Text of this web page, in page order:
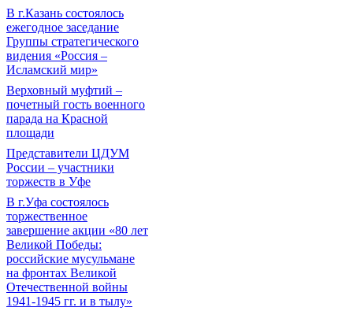
В г.Казань состоялось
ежегодное заседание
Группы стратегического
видения «Россия –
Исламский мир»
Верховный муфтий –
почетный гость военного
парада на Красной
площади
Представители ЦДУМ
России – участники
торжеств в Уфе
В г.Уфа состоялось
торжественное
завершение акции «80 лет
Великой Победы:
российские мусульмане
на фронтах Великой
Отечественной войны
1941-1945 гг. и в тылу»